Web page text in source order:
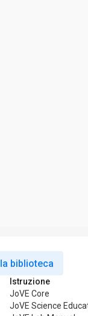
biblioteca
Istruzione
JoVE Core
JoVE Science